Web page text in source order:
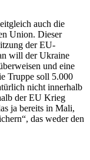
auch die
Union. Dieser
der EU-
will der Ukraine
und eine
Truppe soll 5.000
nicht innerhalb
der EU Krieg
ja bereits in Mali,
das weder den